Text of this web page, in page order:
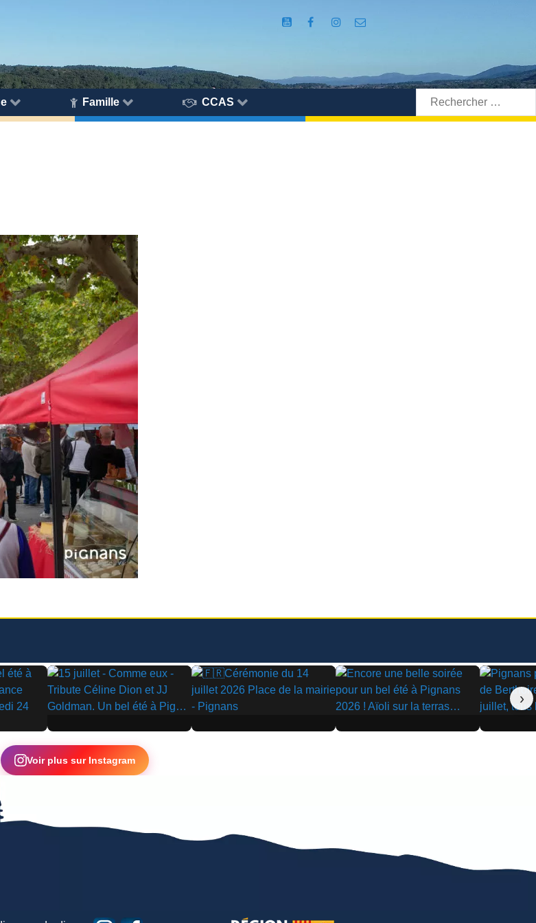
Famille CCAS
Rechercher:
▶ ▶ ▶ ▶
›
Voir plus sur Instagram